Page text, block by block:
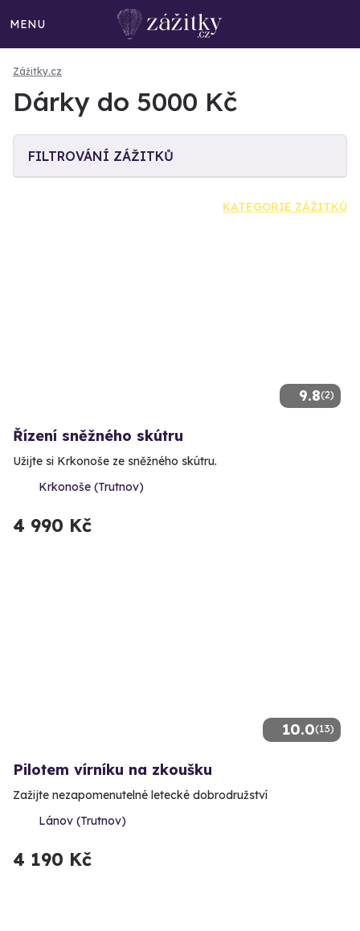
MENU
Zážitky.cz
Dárky do 5000 Kč
FILTROVÁNÍ ZÁŽITKŮ
KATEGORIE ZÁŽITKŮ
9.8(2)
Řízení sněžného skútru
Užijte si Krkonoše ze sněžného skútru.
Krkonoše (Trutnov)
4 990 Kč
10.0(13)
Pilotem vírníku na zkoušku
Zažijte nezapomenutelné letecké dobrodružství
Lánov (Trutnov)
4 190 Kč